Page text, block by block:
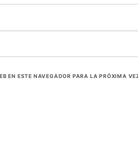
EN ESTE NAVEGADOR PARA LA PRÓXIMA